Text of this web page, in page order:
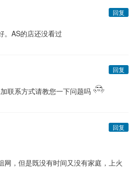
回复
。AS的店还没看过
回复
联系方式请教您一下问题吗
回复
网，但是既没有时间又没有家庭，上火